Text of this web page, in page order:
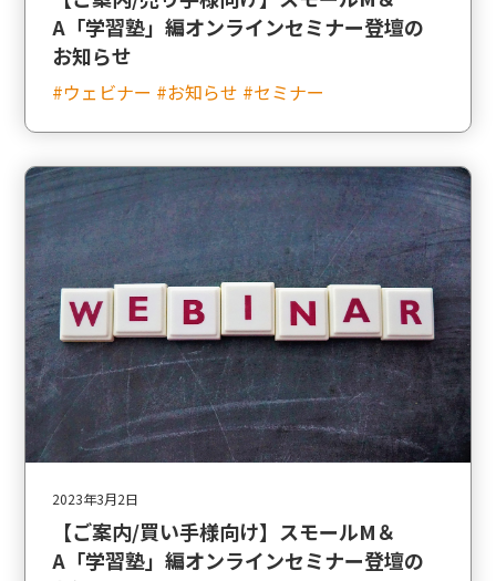
A「学習塾」編オンラインセミナー登壇の
お知らせ
#ウェビナー #お知らせ #セミナー
2023年3月2日
【ご案内/買い手様向け】スモールM＆
A「学習塾」編オンラインセミナー登壇の